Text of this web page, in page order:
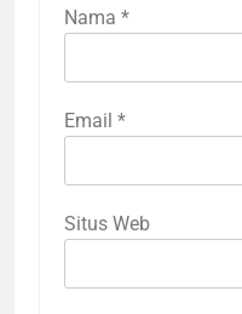
Nama *
Email *
Situs Web